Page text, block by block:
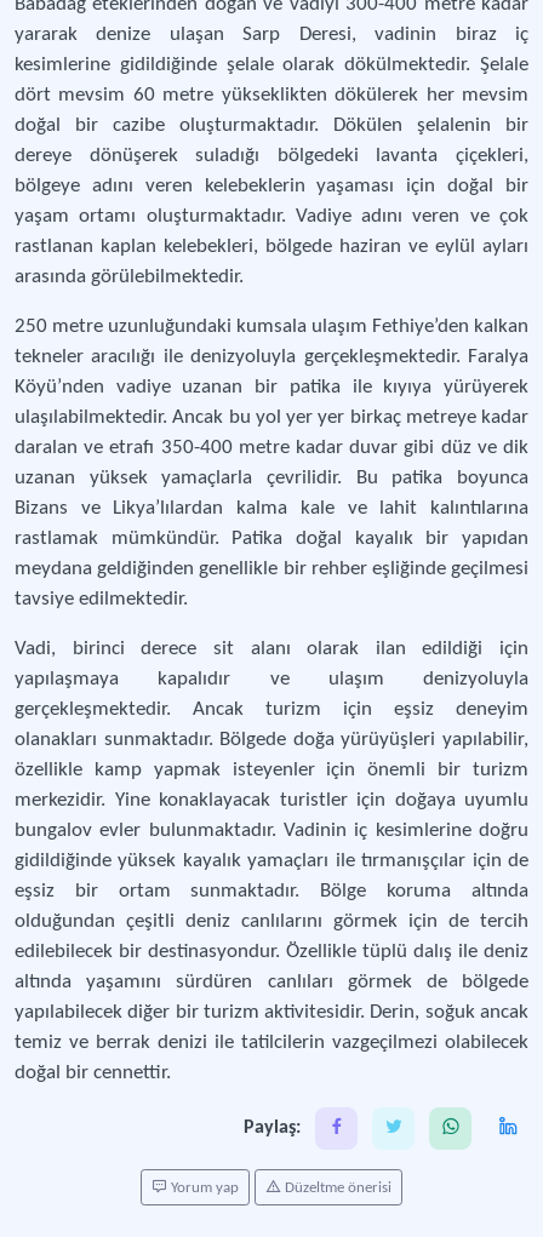
Babadağ eteklerinden doğan ve vadiyi 300-400 metre kadar
yararak denize ulaşan Sarp Deresi, vadinin biraz iç
kesimlerine gidildiğinde şelale olarak dökülmektedir. Şelale
dört mevsim 60 metre yükseklikten dökülerek her mevsim
doğal bir cazibe oluşturmaktadır. Dökülen şelalenin bir
dereye dönüşerek suladığı bölgedeki lavanta çiçekleri,
bölgeye adını veren kelebeklerin yaşaması için doğal bir
yaşam ortamı oluşturmaktadır. Vadiye adını veren ve çok
rastlanan kaplan kelebekleri, bölgede haziran ve eylül ayları
arasında görülebilmektedir.
250 metre uzunluğundaki kumsala ulaşım Fethiye’den kalkan
tekneler aracılığı ile denizyoluyla gerçekleşmektedir. Faralya
Köyü’nden vadiye uzanan bir patika ile kıyıya yürüyerek
ulaşılabilmektedir. Ancak bu yol yer yer birkaç metreye kadar
daralan ve etrafı 350-400 metre kadar duvar gibi düz ve dik
uzanan yüksek yamaçlarla çevrilidir. Bu patika boyunca
Bizans ve Likya’lılardan kalma kale ve lahit kalıntılarına
rastlamak mümkündür. Patika doğal kayalık bir yapıdan
meydana geldiğinden genellikle bir rehber eşliğinde geçilmesi
tavsiye edilmektedir.
Vadi, birinci derece sit alanı olarak ilan edildiği için
yapılaşmaya kapalıdır ve ulaşım denizyoluyla
gerçekleşmektedir. Ancak turizm için eşsiz deneyim
olanakları sunmaktadır. Bölgede doğa yürüyüşleri yapılabilir,
özellikle kamp yapmak isteyenler için önemli bir turizm
merkezidir. Yine konaklayacak turistler için doğaya uyumlu
bungalov evler bulunmaktadır. Vadinin iç kesimlerine doğru
gidildiğinde yüksek kayalık yamaçları ile tırmanışçılar için de
eşsiz bir ortam sunmaktadır. Bölge koruma altında
olduğundan çeşitli deniz canlılarını görmek için de tercih
edilebilecek bir destinasyondur. Özellikle tüplü dalış ile deniz
altında yaşamını sürdüren canlıları görmek de bölgede
yapılabilecek diğer bir turizm aktivitesidir. Derin, soğuk ancak
temiz ve berrak denizi ile tatilcilerin vazgeçilmezi olabilecek
doğal bir cennettir.
Paylaş:
Yorum yap Düzeltme önerisi